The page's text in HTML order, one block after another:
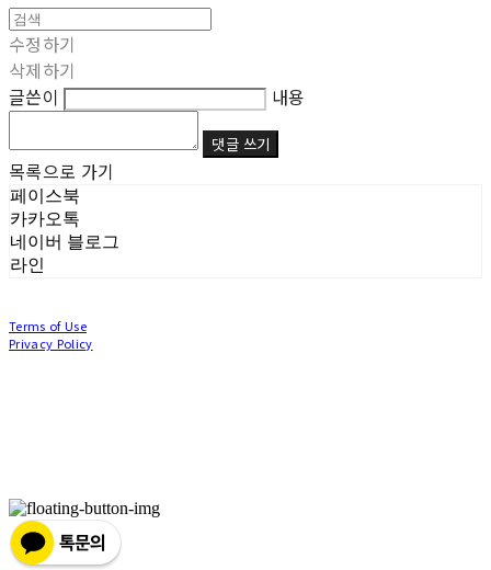
수정하기
삭제하기
글쓴이
내용
댓글 쓰기
목록으로 가기
페이스북
카카오톡
네이버 블로그
라인
Terms of Use
Privacy Policy